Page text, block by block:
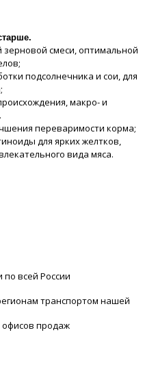
зерновой смеси, оптимальной
подсолнечника и сои, для
макро- и
переваримости корма;
для ярких желтков,
вида мяса.
всей России
транспортом нашей
офисов продаж